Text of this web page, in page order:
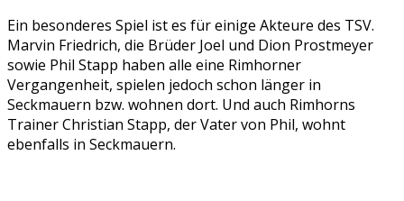
Ein besonderes Spiel ist es für einige Akteure des TSV.
Marvin Friedrich, die Brüder Joel und Dion Prostmeyer
sowie Phil Stapp haben alle eine Rimhorner
Vergangenheit, spielen jedoch schon länger in
Seckmauern bzw. wohnen dort. Und auch Rimhorns
Trainer Christian Stapp, der Vater von Phil, wohnt
ebenfalls in Seckmauern.